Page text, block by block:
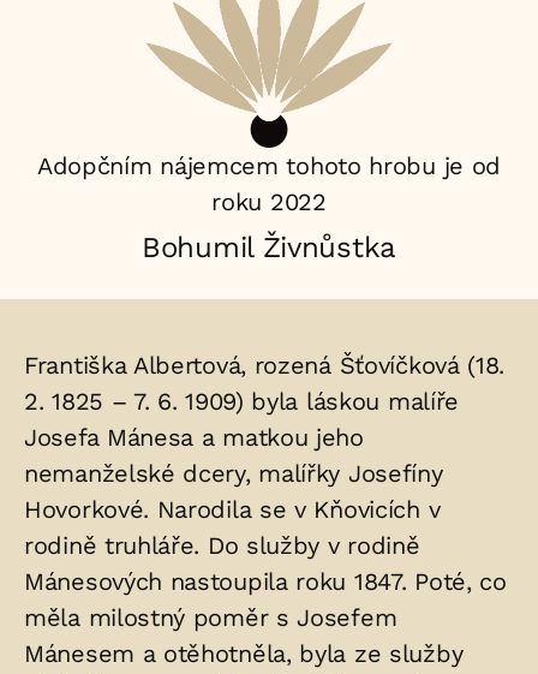
nájemce:
Adopčním nájemcem tohoto hrobu je od
roku 2022
Bohumil Živnůstka
Životopis
osoby/osob
uložených
v
hrobu:
Františka Albertová, rozená Šťovíčková (18.
2. 1825 – 7. 6. 1909) byla láskou malíře
Josefa Mánesa a matkou jeho
nemanželské dcery, malířky Josefíny
Hovorkové. Narodila se v Kňovicích v
rodině truhláře. Do služby v rodině
Mánesových nastoupila roku 1847. Poté, co
měla milostný poměr s Josefem
Mánesem a otěhotněla, byla ze služby